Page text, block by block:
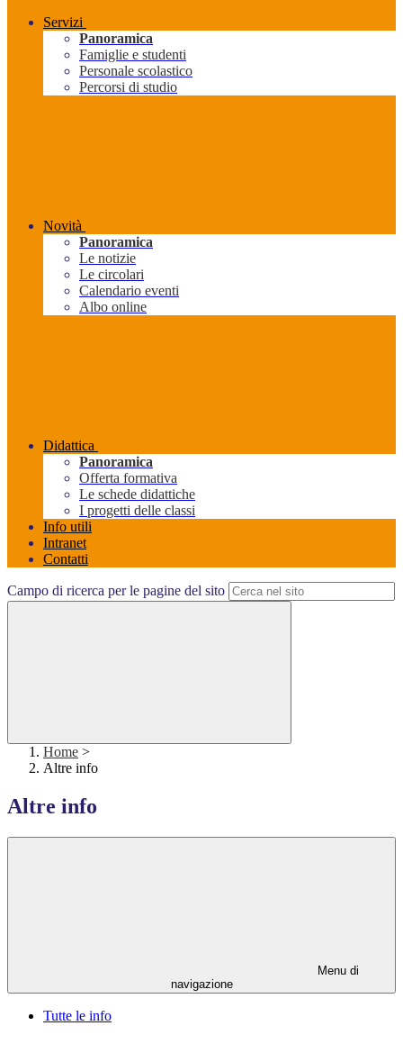
Servizi
Panoramica
Famiglie e studenti
Personale scolastico
Percorsi di studio
Novità
Panoramica
Le notizie
Le circolari
Calendario eventi
Albo online
Didattica
Panoramica
Offerta formativa
Le schede didattiche
I progetti delle classi
Info utili
Intranet
Contatti
Campo di ricerca per le pagine del sito
Home >
Altre info
Altre info
Menu di
navigazione
Tutte le info